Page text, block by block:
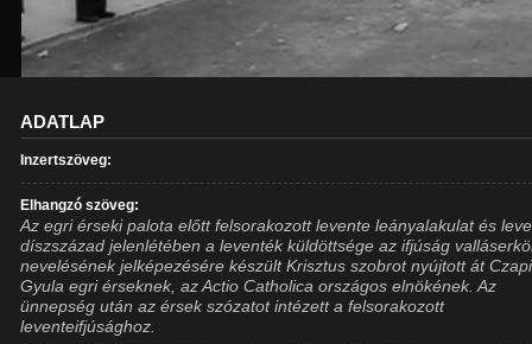
ADATLAP
Inzertszöveg:
Elhangzó szöveg:
Az egri érseki palota előtt felsorakozott levente leányalakulat és
díszszázad jelenlétében a leventék küldöttsége az ifjúság
nevelésének jelképezésére készült Krisztus szobrot nyújtott át
Gyula egri érseknek, az Actio Catholica országos elnökének. Az
ünnepség után az érsek szózatot intézett a felsorakozott
leventeifjúsághoz.